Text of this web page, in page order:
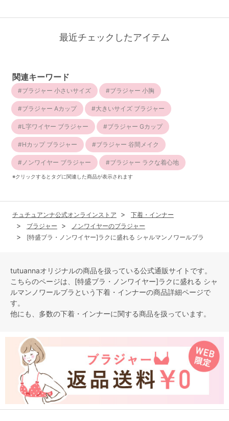
最近チェックしたアイテム
関連キーワード
ブラジャー 小さいサイズ ブラジャー 小胸
ブラジャー Aカップ 大きいサイズ ブラジャー
L字ワイヤー ブラジャー ブラジャー Gカップ
Hカップ ブラジャー ブラジャー 谷間メイク
ノンワイヤー ブラジャー ブラジャー ラクな着心地
※クリックするとタグに関連した商品が表示されます
チュチュアンナ公式オンラインストア
下着・インナー
ブラジャー
ノンワイヤーのブラジャー
[特盛ブラ・ノンワイヤー]ラクに盛れる シャルマンノワールブラ
tutuannaオリジナルの商品を扱っている公式通販サイトです。
こちらのページは、[特盛ブラ・ノンワイヤー]ラクに盛れる シャ
ルマンノワールブラという下着・インナーの商品詳細ページで
す。
他にも、多数の下着・インナーに関する商品を扱っています。